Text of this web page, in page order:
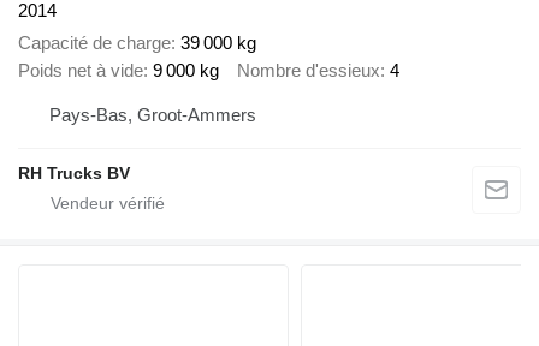
2014
Capacité de charge 39 000 kg
Poids net à vide 9 000 kg Nombre d'essieux 4
Pays-Bas, Groot-Ammers
RH Trucks BV